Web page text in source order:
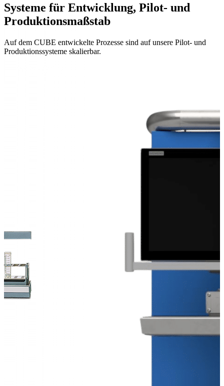
Systeme für Entwicklung, Pilot- und
Produktionsmaßstab
Auf dem CUBE entwickelte Prozesse sind auf unsere Pilot- und
Produktionssysteme skalierbar.